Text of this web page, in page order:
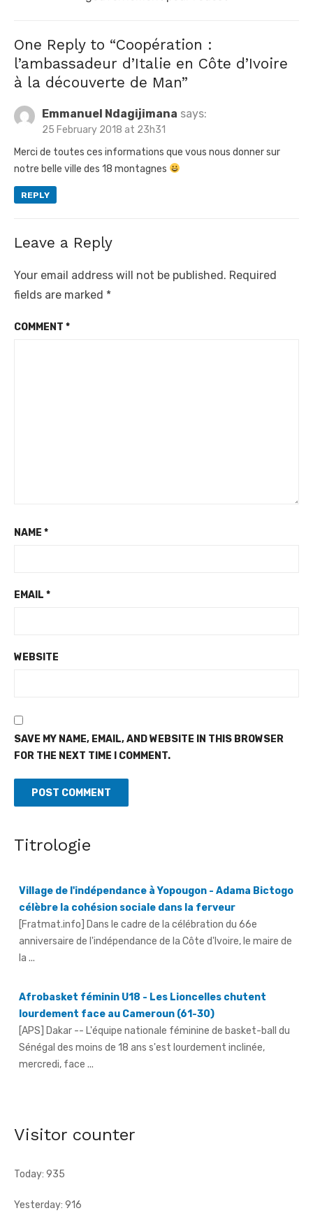
One Reply to “Coopération :
l’ambassadeur d’Italie en Côte d’Ivoire
à la découverte de Man”
Emmanuel Ndagijimana says:
25 February 2018 at 23h31
Merci de toutes ces informations que vous nous donner sur
notre belle ville des 18 montagnes
REPLY
Leave a Reply
Your email address will not be published. Required
fields are marked *
COMMENT *
NAME *
EMAIL *
WEBSITE
SAVE MY NAME, EMAIL, AND WEBSITE IN THIS BROWSER
FOR THE NEXT TIME I COMMENT.
Titrologie
Village de l'indépendance à Yopougon - Adama Bictogo
anniversaire de l'indépendance de la Côte d'Ivoire, le maire de
Afrobasket féminin U18 - Les Lioncelles chutent
66e anniversaire du pays - Dr Euphrasie N'Guessan,
anniversaire de l'indépendance de la Côte d'Ivoire, Dr Euphrasie
Visitor counter
Today: 935
Yesterday: 916